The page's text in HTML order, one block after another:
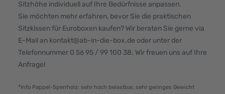
Sitzhöhe individuell auf Ihre Bedürfnisse anpassen.
Sie möchten mehr erfahren, bevor Sie die praktischen
Sitzkissen für Euroboxen kaufen? Wir beraten Sie gerne via
E-Mail an kontakt@ab-in-die-box.de oder unter der
Telefonnummer 0 56 95 / 99 100 38. Wir freuen uns auf Ihre
Anfrage!
*Info Pappel-Sperrholz: sehr hoch belastbar, sehr geringes Gewicht